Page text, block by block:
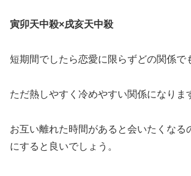
寅卯天中殺×戌亥天中殺
短期間でしたら恋愛に限らずどの関係で
ただ熱しやすく冷めやすい関係になりま
お互い離れた時間があると会いたくなる
にすると良いでしょう。